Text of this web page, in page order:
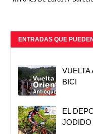
ENTRADAS QUE
VUELTA
BICI
EL
JODIDO